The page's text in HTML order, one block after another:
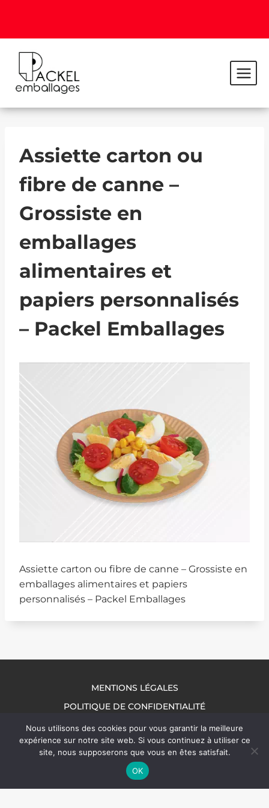
Assiette carton ou
fibre de canne –
Grossiste en
emballages
alimentaires et
papiers personnalisés
– Packel Emballages
Assiette carton ou fibre de canne – Grossiste en
emballages alimentaires et papiers
personnalisés – Packel Emballages
MENTIONS LÉGALES
POLITIQUE DE CONFIDENTIALITÉ
NOUS CONTACTER
Nous utilisons des cookies pour vous garantir la meilleure
expérience sur notre site web. Si vous continuez à utiliser ce
site, nous supposerons que vous en êtes satisfait.
OK